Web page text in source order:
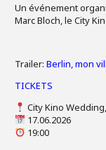
Un événement
Marc Bloch, le City
Trailer: Berlin, mon
TICKETS
City Kino
17.06.2026
19:00